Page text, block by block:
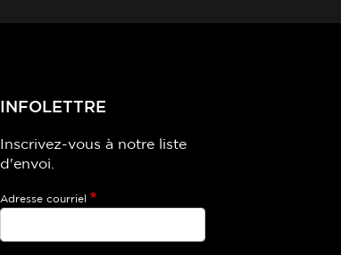
INFOLETTRE
Inscrivez-vous à notre liste
d'envoi.
Adresse courriel